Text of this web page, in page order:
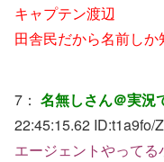
キャプテン渡辺
田舎民だから名前しか
7： 名無しさん＠実況
22:45:15.62 ID:t1a9fo/
エージェントやって